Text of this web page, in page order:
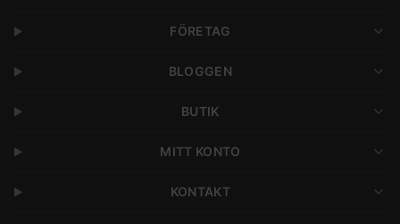
FÖRETAG
BLOGGEN
BUTIK
MITT KONTO
KONTAKT